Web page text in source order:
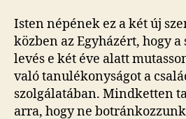
Isten népének ez a két új
közben az Egyházért, hogy
levés e két éve alatt
való tanulékonyságot a
szolgálatában. Mindketten
arra, hogy ne